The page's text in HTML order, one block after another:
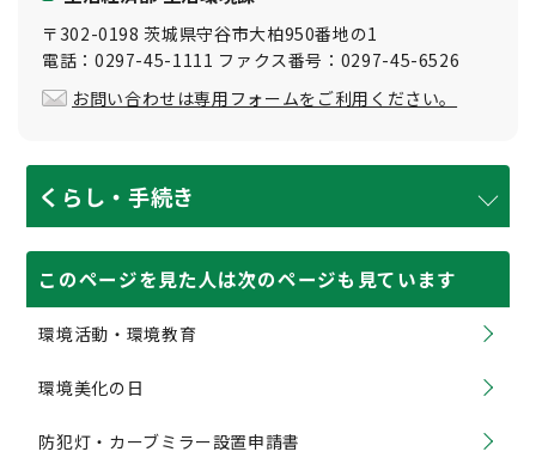
〒302-0198 茨城県守谷市大柏950番地の1
電話：0297-45-1111 ファクス番号：0297-45-6526
お問い合わせは専用フォームをご利用ください。
くらし・手続き
このページを見た人は次のページも見ています
環境活動・環境教育
環境美化の日
防犯灯・カーブミラー設置申請書